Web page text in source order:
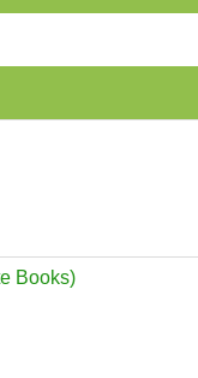
Books)